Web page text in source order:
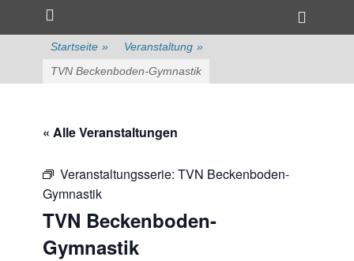
zum
Inhalt
überspringen
Primärmenü
Toggle
Startseite » Veranstaltung »
TVN Beckenboden-Gymnastik
« Alle Veranstaltungen
Veranstaltungsserie: TVN Beckenboden-
Gymnastik
TVN Beckenboden-
Gymnastik